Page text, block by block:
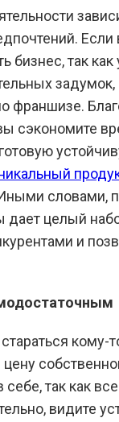
Если
бизнес, так как
задумок,
франшизе.
сэкономите
словами,
дает целый
и
кому-
цену
так как
видите